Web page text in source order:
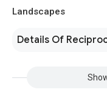
Landscapes
Details Of